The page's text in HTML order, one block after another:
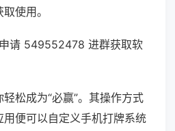
使用。
请 549552478 进群获取软
松成为“必赢”。其操作方式
便可以自定义手机打牌系统